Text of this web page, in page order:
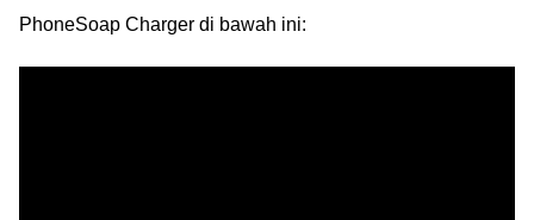
PhoneSoap Charger di bawah ini: